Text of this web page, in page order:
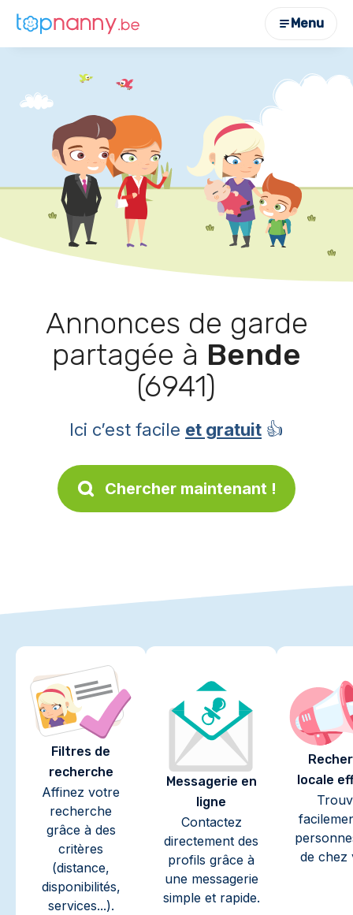
Menu
Annonces de garde
partagée à Bende
(6941)
Ici c’est facile et gratuit 👍
Chercher maintenant !
Filtres de
recherche
Affinez votre
recherche
grâce à des
critères
(distance,
disponibilités,
services...).
Messagerie en
ligne
Contactez
directement des
profils grâce à
une messagerie
simple et rapide.
locale
de chez